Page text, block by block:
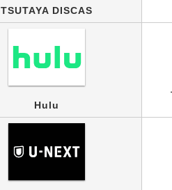
TSUTAYA DISCAS
Hulu